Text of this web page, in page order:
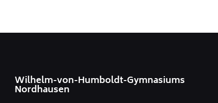
Wilhelm-von-Humboldt-Gymnasiums
Nordhausen